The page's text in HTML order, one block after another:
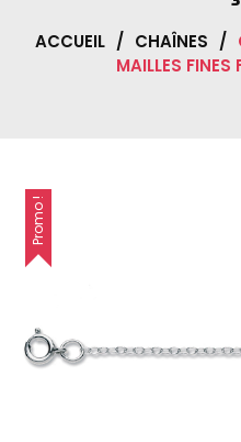
ACCUEIL / CHAÎNES /
MAILLES
Promo !